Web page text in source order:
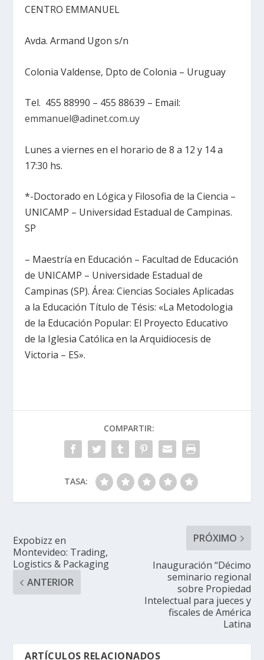
CENTRO EMMANUEL
Avda. Armand Ugon s/n
Colonia Valdense, Dpto de Colonia – Uruguay
Tel. 455 88990 – 455 88639 – Email:
emmanuel@adinet.com.uy
Lunes a viernes en el horario de 8 a 12 y 14 a
17:30 hs.
*-Doctorado en Lógica y Filosofia de la Ciencia –
UNICAMP – Universidad Estadual de Campinas.
SP
– Maestría en Educación – Facultad de Educación
de UNICAMP – Universidade Estadual de
Campinas (SP). Área: Ciencias Sociales Aplicadas
a la Educación Título de Tésis: «La Metodologia
de la Educación Popular: El Proyecto Educativo
de la Iglesia Católica en la Arquidiocesis de
Victoria – ES».
COMPARTIR:
TASA:
Expobizz en
Montevideo: Trading,
Logistics & Packaging
ANTERIOR
PRÓXIMO
Inauguración “Décimo
seminario regional
sobre Propiedad
Intelectual para jueces y
fiscales de América
Latina
ARTÍCULOS RELACIONADOS